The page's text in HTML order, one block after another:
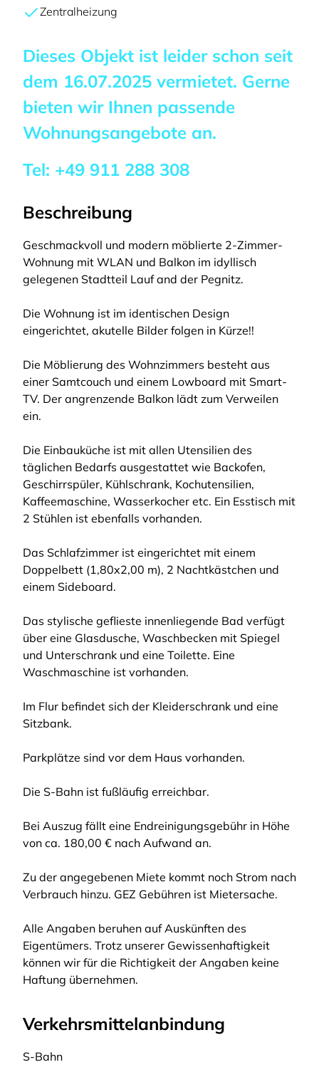
Zentralheizung
Dieses Objekt ist leider schon seit
dem 16.07.2025 vermietet. Gerne
bieten wir Ihnen passende
Wohnungsangebote an.
Tel: +49 911 288 308
Beschreibung
Geschmackvoll und modern möblierte 2-Zimmer-
Wohnung mit WLAN und Balkon im idyllisch
gelegenen Stadtteil Lauf and der Pegnitz.
Die Wohnung ist im identischen Design
eingerichtet, akutelle Bilder folgen in Kürze!!
Die Möblierung des Wohnzimmers besteht aus
einer Samtcouch und einem Lowboard mit Smart-
TV. Der angrenzende Balkon lädt zum Verweilen
ein.
Die Einbauküche ist mit allen Utensilien des
täglichen Bedarfs ausgestattet wie Backofen,
Geschirrspüler, Kühlschrank, Kochutensilien,
Kaffeemaschine, Wasserkocher etc. Ein Esstisch mit
2 Stühlen ist ebenfalls vorhanden.
Das Schlafzimmer ist eingerichtet mit einem
Doppelbett (1,80x2,00 m), 2 Nachtkästchen und
einem Sideboard.
Das stylische geflieste innenliegende Bad verfügt
über eine Glasdusche, Waschbecken mit Spiegel
und Unterschrank und eine Toilette. Eine
Waschmaschine ist vorhanden.
Im Flur befindet sich der Kleiderschrank und eine
Sitzbank.
Parkplätze sind vor dem Haus vorhanden.
Die S-Bahn ist fußläufig erreichbar.
Bei Auszug fällt eine Endreinigungsgebühr in Höhe
von ca. 180,00 € nach Aufwand an.
Zu der angegebenen Miete kommt noch Strom nach
Verbrauch hinzu. GEZ Gebühren ist Mietersache.
Alle Angaben beruhen auf Auskünften des
Eigentümers. Trotz unserer Gewissenhaftigkeit
können wir für die Richtigkeit der Angaben keine
Haftung übernehmen.
Verkehrsmittelanbindung
S-Bahn